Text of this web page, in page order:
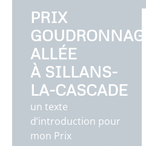
PRIX
GOUDRONNAGE
ALLÉE
À SILLANS-
LA-CASCADE
un texte
d’introduction pour
mon Prix